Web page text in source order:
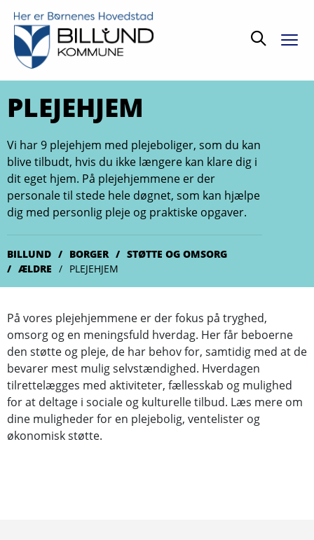
Søg
PLEJEHJEM
Vi har 9 plejehjem med plejeboliger, som du kan
blive tilbudt, hvis du ikke længere kan klare dig i
dit eget hjem. På plejehjemmene er der
personale til stede hele døgnet, som kan hjælpe
dig med personlig pleje og praktiske opgaver.
BILLUND BORGER
STØTTE OG OMSORG
ÆLDRE
PLEJEHJEM
På vores plejehjemmene er der fokus på tryghed,
omsorg og en meningsfuld hverdag. Her får beboerne
den støtte og pleje, de har behov for, samtidig med at de
bevarer mest mulig selvstændighed. Hverdagen
tilrettelægges med aktiviteter, fællesskab og mulighed
for at deltage i sociale og kulturelle tilbud. Læs mere om
dine muligheder for en plejebolig, ventelister og
økonomisk støtte.